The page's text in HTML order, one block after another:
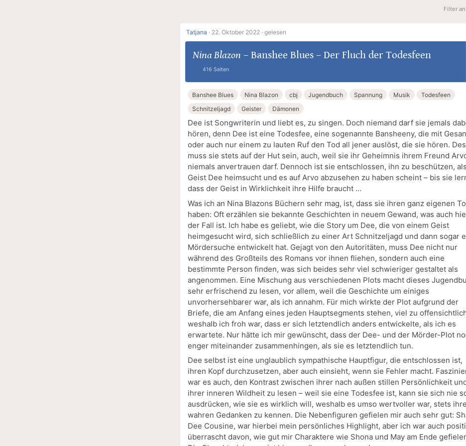
Filter
Tatjana · 22. Oktober 2022 · gelesen
Nina Blazon – Banshee Blues – Der Fluch der Todesfeen
416 Seiten
Banshee Blues Nina Blazon cbj Jugendbuch Spannung Musik
Todesfeen
Schnitzeljagd
Geister Dämonen
Dee ist Songwriterin und liebt es, zu singen. Doch niemand darf sie jemals
hören, denn Dee ist eine Todesfee, eine sogenannte Bansheeny, die mit
oder auch nur einem zu lauten Ruf den Tod all jener auslöst, die sie hören.
muss sie stets auf der Hut sein, auch, weil sie ihr Geheimnis ihrem Freund
niemals anvertrauen darf. Dennoch ist sie entschlossen, ihn zu beschützen,
Geist Dee heimsucht und es auf Arvo abzusehen zu haben scheint – bis sie
dass der Geist in Wirklichkeit ihre Hilfe braucht …
Was ich an Nina Blazons Büchern sehr mag, ist, dass sie ihren ganz eigenen
haben: Oft erzählen sie bekannte Geschichten in neuem Gewand, was auch
der Fall ist. Ich habe es geliebt, wie die Story um Dee, die von einem Geist
heimgesucht wird, sich schließlich zu einer Art Schnitzeljagd und dann sogar
Mördersuche entwickelt hat. Gejagt von den Autoritäten, muss Dee nicht nur
während des Großteils des Romans vor ihnen fliehen, sondern auch eine
bestimmte Person finden, was sich beides sehr viel schwieriger gestaltet als
angenommen. Eine Mischung aus verschiedenen Plots macht dieses
sehr erfrischend zu lesen, vor allem, weil die Geschichte um einiges
unvorhersehbarer war, als ich annahm. Für mich wirkte der Plot aufgrund der
Briefe, die am Anfang eines jeden Hauptsegments stehen, viel zu
weshalb ich froh war, dass er sich letztendlich anders entwickelte, als ich es
erwartete. Nur hätte ich mir gewünscht, dass der Dee- und der Mörder-Plot
enger miteinander zusammenhingen, als sie es letztendlich tun.
Dee selbst ist eine unglaublich sympathische Hauptfigur, die entschlossen ist,
ihren Kopf durchzusetzen, aber auch einsieht, wenn sie Fehler macht.
war es auch, den Kontrast zwischen ihrer nach außen stillen Persönlichkeit
ihrer inneren Wildheit zu lesen – weil sie eine Todesfee ist, kann sie sich nie
ausdrücken, wie sie es wirklich will, weshalb es umso wertvoller war, stets ihre
wahren Gedanken zu kennen. Die Nebenfiguren gefielen mir auch sehr gut:
Dee Cousine, war hierbei mein persönliches Highlight, aber ich war auch
überrascht davon, wie gut mir Charaktere wie Shona und May am Ende